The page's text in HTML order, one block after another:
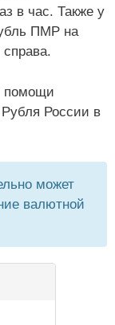
в час. Также у
ПМР на
помощи
Рубля России в
может
валютной